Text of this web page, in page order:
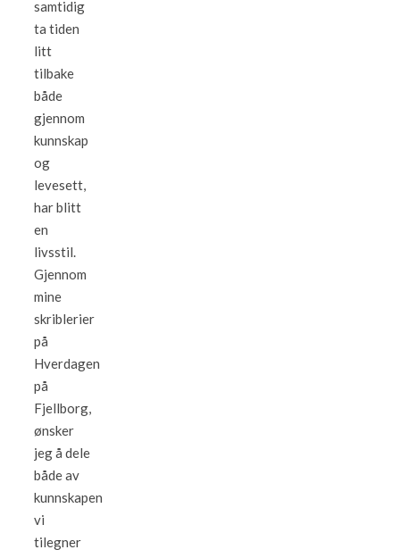
samtidig
ta tiden
litt
tilbake
både
gjennom
kunnskap
og
levesett,
har blitt
en
livsstil.
Gjennom
mine
skriblerier
på
Hverdagen
på
Fjellborg,
ønsker
jeg å dele
både av
kunnskapen
vi
tilegner